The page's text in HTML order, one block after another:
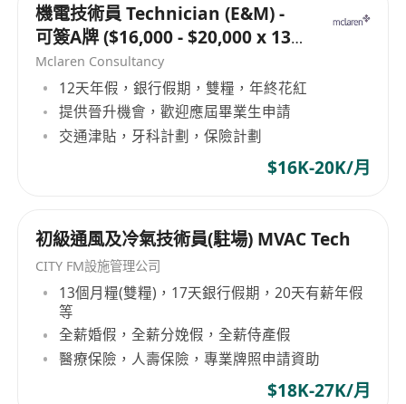
機電技術員 Technician (E&M) -
可簽A牌 ($16,000 - $20,000 x 13
months)
Mclaren Consultancy
12天年假，銀行假期，雙糧，年終花紅
提供晉升機會，歡迎應屆畢業生申請
交通津貼，牙科計劃，保險計劃
$16K-20K/月
初級通風及冷氣技術員(駐場) MVAC Tech
CITY FM設施管理公司
13個月糧(雙糧)，17天銀行假期，20天有薪年假
等
全薪婚假，全薪分娩假，全薪侍產假
醫療保險，人壽保險，專業牌照申請資助
$18K-27K/月